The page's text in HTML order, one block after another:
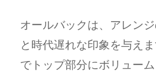
オールバックは、アレン
と時代遅れな印象を与え
でトップ部分にボリュー